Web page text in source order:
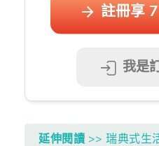
註冊享
我是
延伸閱讀 >> 瑞典式